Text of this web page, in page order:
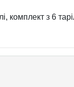
комплект з 6